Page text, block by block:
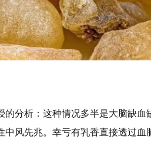
分析：这种情况多半是大脑缺血
风先兆。幸亏有乳香直接透过血